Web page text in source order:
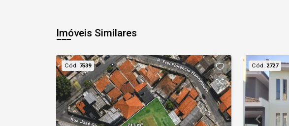
Imóveis Similares
Cód. 7539 Cód. 2727